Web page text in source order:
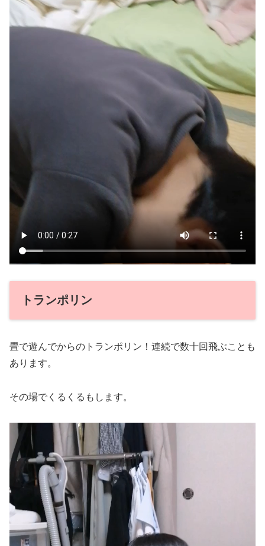
トランポリン
畳で遊んでからのトランポリン！連続で数十回飛ぶことも
あります。
その場でくるくるもします。